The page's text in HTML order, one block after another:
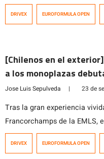
en Monza, manifestando tras
finales de la Euroformula
DRIVEX EUROFORMULA OPEN
[Chilenos en el
a los monoplazas
Euroformula Open en
Jose Luis Sepulveda | 23 de
Tras la gran experiencia
Francorchamps de la EMLS,
acaba de cumplir 17 años,
DRIVEX EUROFORMULA OPEN